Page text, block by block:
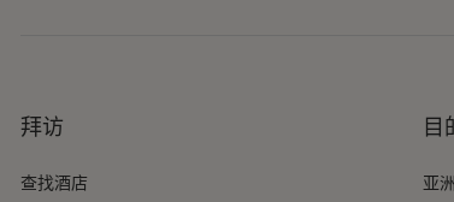
拜访
查找酒店
目
亚洲